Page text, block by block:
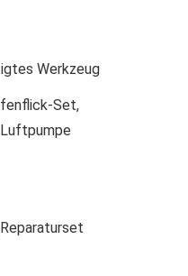
Werkzeug
Set,